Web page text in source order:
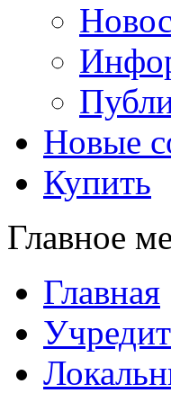
Новые
Купить
Главное
Главная